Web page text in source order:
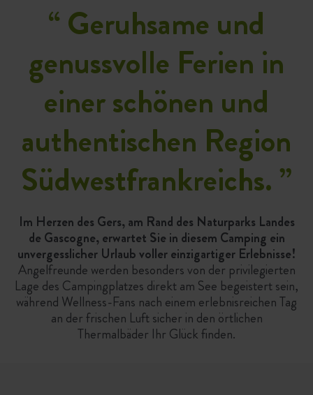
“ Geruhsame und
genussvolle Ferien in
einer schönen und
authentischen Region
Südwestfrankreichs. ”
Im Herzen des Gers, am Rand des Naturparks Landes
de Gascogne, erwartet Sie in diesem Camping ein
unvergesslicher Urlaub voller einzigartiger Erlebnisse!
Angelfreunde werden besonders von der privilegierten
Lage des Campingplatzes direkt am See begeistert sein,
während Wellness-Fans nach einem erlebnisreichen Tag
an der frischen Luft sicher in den örtlichen
Thermalbäder Ihr Glück finden.